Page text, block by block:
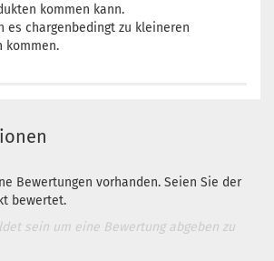
kommen kann.
es chargenbedingt zu kleineren
kommen.
Bewertungen vorhanden. Seien Sie der
bewertet.
sein um eine Bewertung abgeben zu